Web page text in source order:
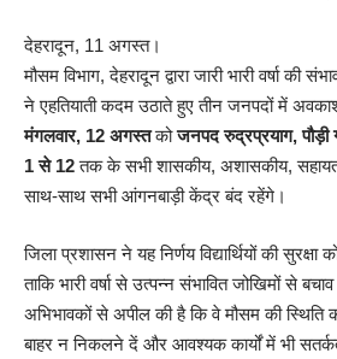
देहरादून, 11 अगस्त।
मौसम विभाग, देहरादून द्वारा जारी भारी वर्षा की
ने एहतियाती कदम उठाते हुए तीन जनपदों में
मंगलवार, 12 अगस्तकोजनपद रुद्रप्रयाग,
1 से 12तक के सभी शासकीय, अशासकीय, सहायता
साथ-साथ सभी आंगनबाड़ी केंद्र बंद रहेंगे।
जिला प्रशासन ने यह निर्णय विद्यार्थियों की
ताकि भारी वर्षा से उत्पन्न संभावित जोखिमों से
अभिभावकों से अपील की है कि वे मौसम की
बाहर न निकलने दें और आवश्यक कार्यों में भी